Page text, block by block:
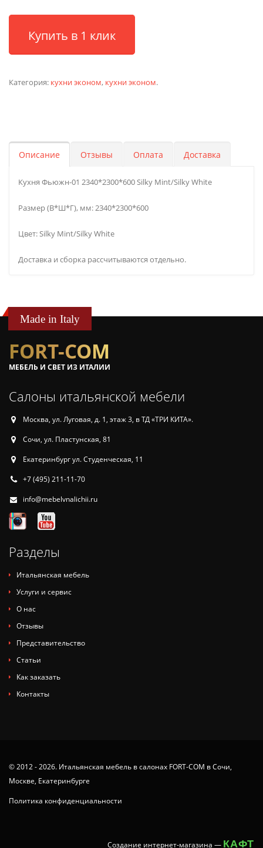
Купить в 1 клик
Категория: кухни эконом, кухни эконом.
Описание Отзывы Оплата Доставка
Кухня Фьюжн-01 2340*2300*600 Silky Mint/Silky White
Размер (В*Ш*Г), мм: 2340*2300*600
Цвет: Silky Mint/Silky White
Доставка и сборка рассчитываются отдельно.
Made in Italy
FORT-COM
МЕБЕЛЬ И СВЕТ ИЗ ИТАЛИИ
Салоны итальянской мебели
Москва, ул. Луговая, д. 1, этаж 3, в ТД «ТРИ КИТА».
Сочи, ул. Пластунская, 81
Екатеринбург ул. Студенческая, 11
+7 (495) 211-11-70
info@mebelvnalichii.ru
Разделы
Итальянская мебель
Услуги и сервис
О нас
Отзывы
Представительство
Статьи
Как заказать
Контакты
© 2012 - 2026. Итальянская мебель в салонах FORT-COM в Сочи,
Москве, Екатеринбурге
Политика конфиденциальности
Создание интернет-магазина — КАФТ